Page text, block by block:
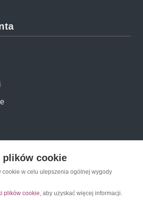
plików cookie
cookie w celu ulepszenia ogólnej wygody
plików cookie, aby uzyskać więcej informacji.